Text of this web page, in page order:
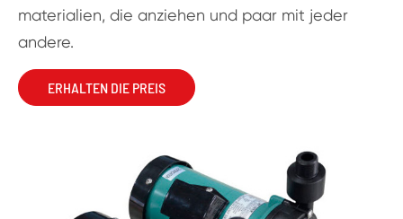
materialien, die anziehen und paar mit jeder
andere.
ERHALTEN DIE PREIS